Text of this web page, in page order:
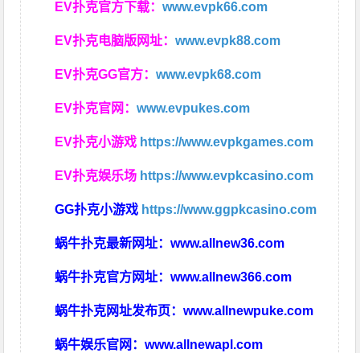
EV扑克官方下载：www.evpk66.com
EV扑克电脑版网址：www.evpk88.com
EV扑克GG官方：www.evpk68.com
EV扑克官网：www.evpukes.com
EV扑克小游戏 https://www.evpkgames.com
EV扑克娱乐场 https://www.evpkcasino.com
GG扑克小游戏 https://www.ggpkcasino.com
蜗牛扑克最新网址：www.allnew36.com
蜗牛扑克官方网址：www.allnew366.com
蜗牛扑克网址发布页：www.allnewpuke.com
蜗牛娱乐官网：www.allnewapl.com